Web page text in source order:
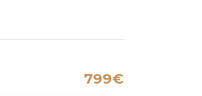
799€